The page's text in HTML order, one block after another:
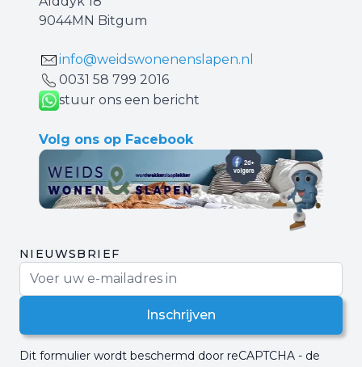
9044MN Bitgum
info@weidswonenenslapen.nl
0031 ‪58 799 2016‬
stuur ons een bericht
Volg ons op Facebook
NIEUWSBRIEF
Inschrijven
Dit formulier wordt beschermd door reCAPTCHA - de